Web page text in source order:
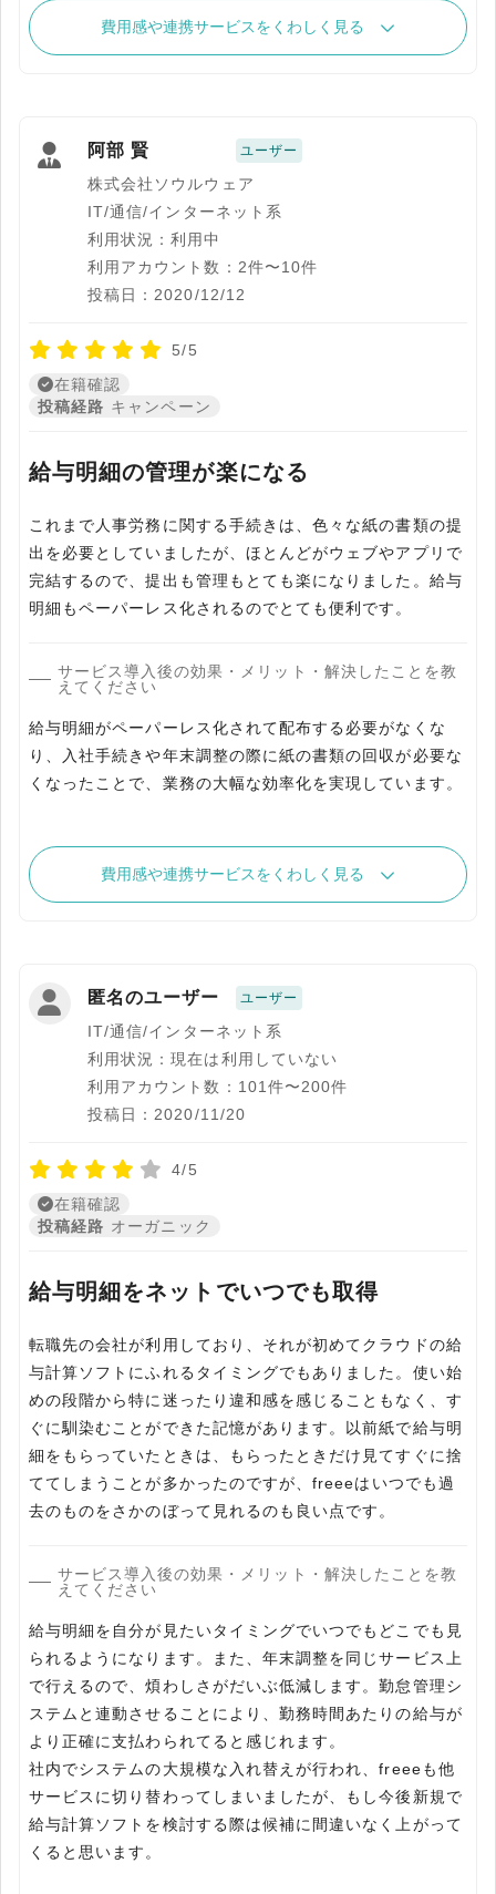
費用感や連携サービスをくわしく見る
阿部 賢 ユーザー
株式会社ソウルウェア
IT/通信/インターネット系
利用状況：利用中
利用アカウント数：2件〜10件
投稿日：2020/12/12
5/5
在籍確認
投稿経路 キャンペーン
給与明細の管理が楽になる
これまで人事労務に関する手続きは、色々な紙の書類の提
出を必要としていましたが、ほとんどがウェブやアプリで
完結するので、提出も管理もとても楽になりました。給与
明細もペーパーレス化されるのでとても便利です。
サービス導入後の効果・メリット・解決したことを教
えてください
給与明細がペーパーレス化されて配布する必要がなくな
り、入社手続きや年末調整の際に紙の書類の回収が必要な
くなったことで、業務の大幅な効率化を実現しています。
費用感や連携サービスをくわしく見る
匿名のユーザー ユーザー
IT/通信/インターネット系
利用状況：現在は利用していない
利用アカウント数：101件〜200件
投稿日：2020/11/20
4/5
在籍確認
投稿経路 オーガニック
給与明細をネットでいつでも取得
転職先の会社が利用しており、それが初めてクラウドの給
与計算ソフトにふれるタイミングでもありました。使い始
めの段階から特に迷ったり違和感を感じることもなく、す
ぐに馴染むことができた記憶があります。以前紙で給与明
細をもらっていたときは、もらったときだけ見てすぐに捨
ててしまうことが多かったのですが、freeeはいつでも過
去のものをさかのぼって見れるのも良い点です。
サービス導入後の効果・メリット・解決したことを教
えてください
給与明細を自分が見たいタイミングでいつでもどこでも見
られるようになります。また、年末調整を同じサービス上
で行えるので、煩わしさがだいぶ低減します。勤怠管理シ
ステムと連動させることにより、勤務時間あたりの給与が
より正確に支払わられてると感じれます。
社内でシステムの大規模な入れ替えが行われ、freeeも他
サービスに切り替わってしまいましたが、もし今後新規で
給与計算ソフトを検討する際は候補に間違いなく上がって
くると思います。